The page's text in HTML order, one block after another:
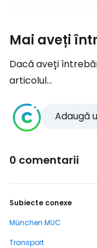
Mai aveți
Dacă aveți
articolul...
Adaugă
0 comentarii
Subiecte conexe
München MUC
Transport